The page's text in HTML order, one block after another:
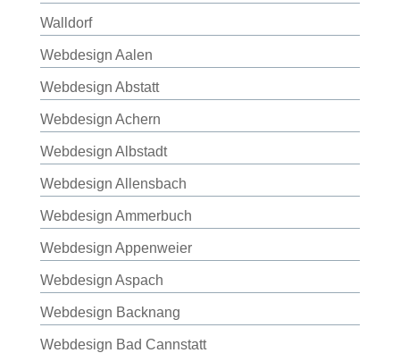
Walldorf
Webdesign Aalen
Webdesign Abstatt
Webdesign Achern
Webdesign Albstadt
Webdesign Allensbach
Webdesign Ammerbuch
Webdesign Appenweier
Webdesign Aspach
Webdesign Backnang
Webdesign Bad Cannstatt